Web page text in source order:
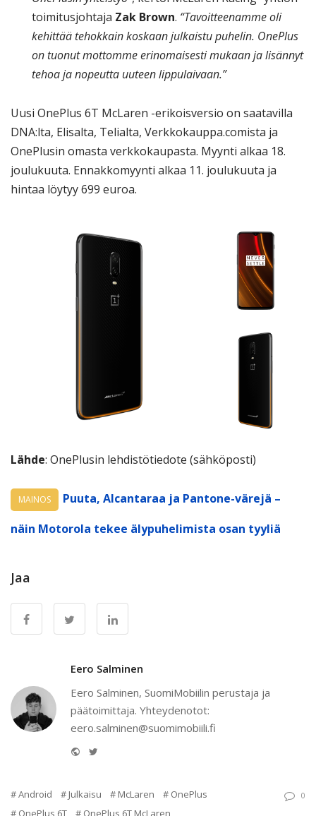
toimitusjohtaja Zak Brown. “Tavoitteenamme oli
kehittää tehokkain koskaan julkaistu puhelin. OnePlus
on tuonut mottomme erinomaisesti mukaan ja lisännyt
tehoa ja nopeutta uuteen lippulaivaan.”
Uusi OnePlus 6T McLaren -erikoisversio on saatavilla
DNA:lta, Elisalta, Telialta, Verkkokauppa.comista ja
OnePlusin omasta verkkokaupasta. Myynti alkaa 18.
joulukuuta. Ennakkomyynti alkaa 11. joulukuuta ja
hintaa löytyy 699 euroa.
Lähde: OnePlusin lehdistötiedote (sähköposti)
MAINOS
Puuta, Alcantaraa ja Pantone-värejä –
näin Motorola tekee älypuhelimista osan tyyliä
Jaa
Eero Salminen
Eero Salminen, SuomiMobiilin perustaja ja
päätoimittaja. Yhteydenotot:
eero.salminen@suomimobiili.fi
Website
Android Julkaisu McLaren
OnePlus
OnePlus 6T
OnePlus 6T McLaren
0